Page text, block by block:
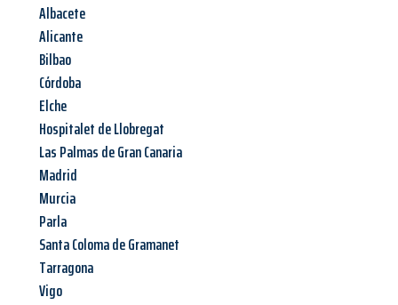
Albacete
Alicante
Bilbao
Córdoba
Elche
Hospitalet de Llobregat
Las Palmas de Gran Canaria
Madrid
Murcia
Parla
Santa Coloma de Gramanet
Tarragona
Vigo